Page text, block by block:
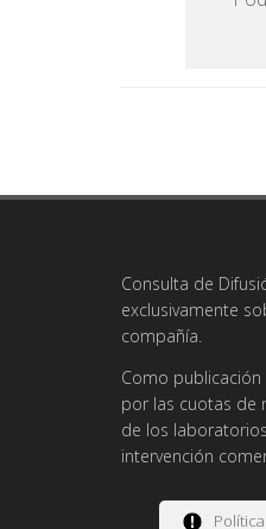
Consulta de
exclusivamente
compañía.
Como
por las cuotas de
de los
intervención